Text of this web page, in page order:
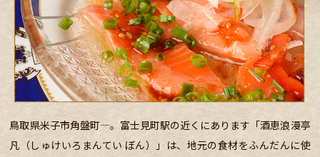
鳥取県米子市角盤町―。富士見町駅の近くにあります「酒恵浪漫亭
凡（しゅけいろまんてい ぼん）」は、地元の食材をふんだんに使